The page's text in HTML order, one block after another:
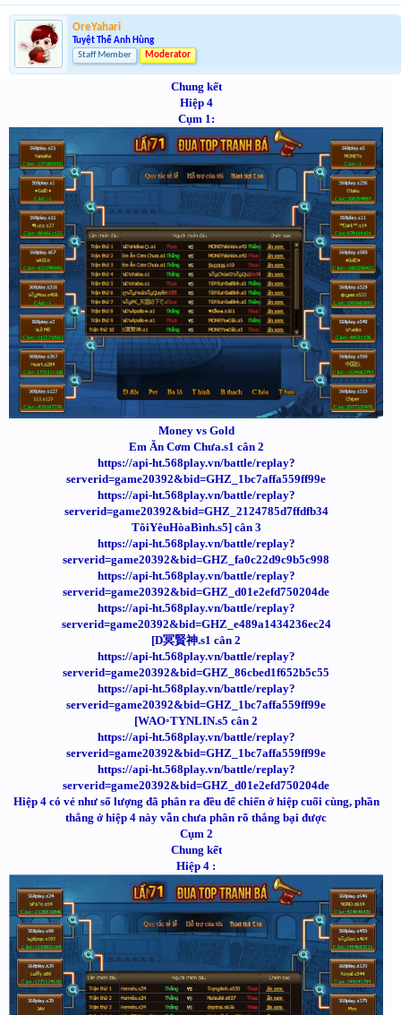
OreYahari
Tuyệt Thế Anh Hùng
Staff Member
Moderator
Chung kết
Hiệp 4
Cụm 1:
Money vs Gold
Em Ăn Cơm Chưa.s1 cân 2
https://api-ht.568play.vn/battle/replay?
serverid=game20392&bid=GHZ_1bc7affa559ff99e
https://api-ht.568play.vn/battle/replay?
serverid=game20392&bid=GHZ_2124785d7ffdfb34
TôiYêuHòaBình.s5] cân 3
https://api-ht.568play.vn/battle/replay?
serverid=game20392&bid=GHZ_fa0c22d9c9b5c998
https://api-ht.568play.vn/battle/replay?
serverid=game20392&bid=GHZ_d01e2efd750204de
https://api-ht.568play.vn/battle/replay?
serverid=game20392&bid=GHZ_e489a1434236ec24
[D冥賢神.s1 cân 2
https://api-ht.568play.vn/battle/replay?
serverid=game20392&bid=GHZ_86cbed1f652b5c55
https://api-ht.568play.vn/battle/replay?
serverid=game20392&bid=GHZ_1bc7affa559ff99e
[WAO◦TYNLIN.s5 cân 2
https://api-ht.568play.vn/battle/replay?
serverid=game20392&bid=GHZ_1bc7affa559ff99e
https://api-ht.568play.vn/battle/replay?
serverid=game20392&bid=GHZ_d01e2efd750204de
Hiệp 4 có vẻ như số lượng đã phân ra đều để chiến ở hiệp cuối cùng, phần
thắng ở hiệp 4 này vẫn chưa phân rõ thắng bại được
Cụm 2
Chung kết
Hiệp 4 :